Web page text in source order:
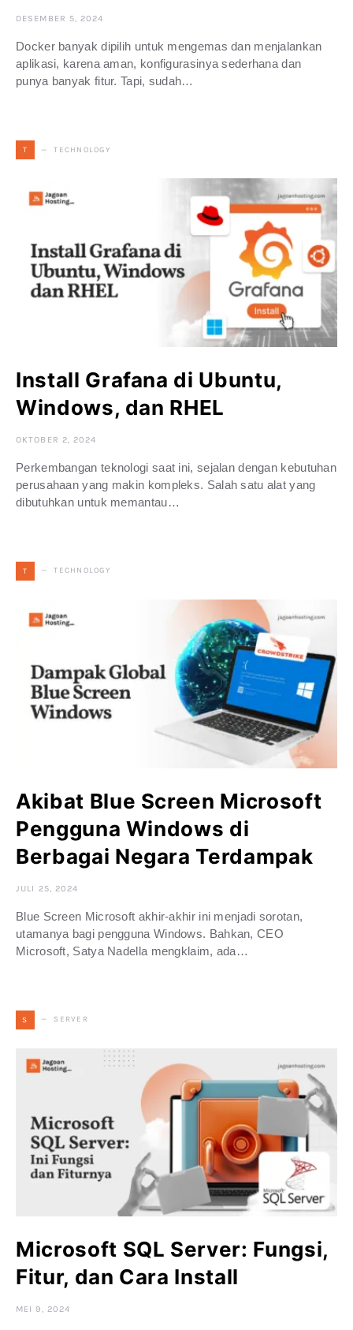
DESEMBER 5, 2024
Docker banyak dipilih untuk mengemas dan menjalankan
aplikasi, karena aman, konfigurasinya sederhana dan
punya banyak fitur. Tapi, sudah…
T TECHNOLOGY
Install Grafana di Ubuntu,
Windows, dan RHEL
OKTOBER 2, 2024
Perkembangan teknologi saat ini, sejalan dengan kebutuhan
perusahaan yang makin kompleks. Salah satu alat yang
dibutuhkan untuk memantau…
T TECHNOLOGY
Akibat Blue Screen Microsoft
Pengguna Windows di
Berbagai Negara Terdampak
JULI 25, 2024
Blue Screen Microsoft akhir-akhir ini menjadi sorotan,
utamanya bagi pengguna Windows. Bahkan, CEO
Microsoft, Satya Nadella mengklaim, ada…
S SERVER
Microsoft SQL Server: Fungsi,
Fitur, dan Cara Install
MEI 9, 2024